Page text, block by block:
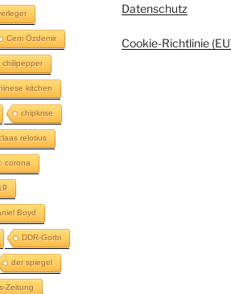
Cem Özdemir
chilipepper
kitchen
chipkrise
relotius
corona
Boyd
DDR-Gorbi
der spiegel
Zeitung
Datenschutz
Cookie-Richtlinie